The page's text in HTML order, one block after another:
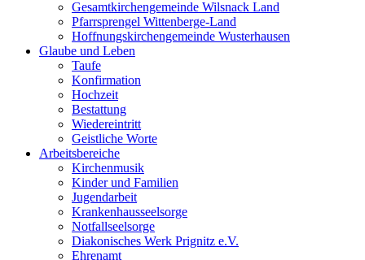
Gesamtkirchengemeinde Wilsnack Land
Pfarrsprengel Wittenberge-Land
Hoffnungskirchengemeinde Wusterhausen
Glaube und Leben
Taufe
Konfirmation
Hochzeit
Bestattung
Wiedereintritt
Geistliche Worte
Arbeitsbereiche
Kirchenmusik
Kinder und Familien
Jugendarbeit
Krankenhausseelsorge
Notfallseelsorge
Diakonisches Werk Prignitz e.V.
Ehrenamt